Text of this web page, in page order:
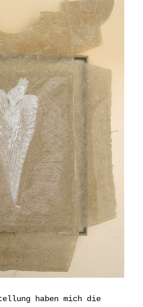
haben mich die